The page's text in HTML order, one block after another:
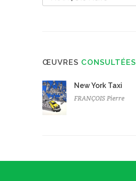
ŒUVRES CONSULTÉES
New York Taxi
FRANÇOIS Pierre